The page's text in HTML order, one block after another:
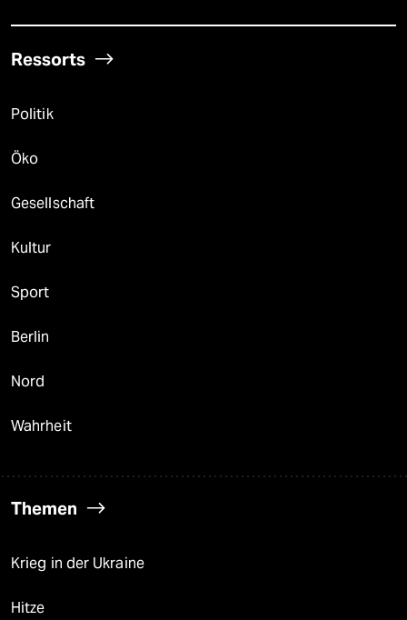
Ressorts
Politik
Öko
Gesellschaft
Kultur
Sport
Berlin
Nord
Wahrheit
Themen
Krieg in der Ukraine
Hitze